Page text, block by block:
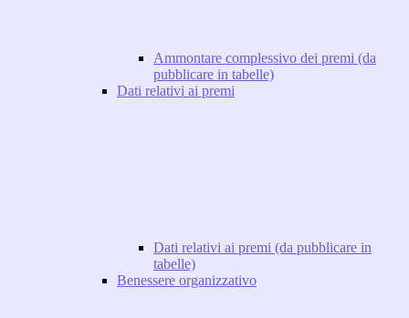
Ammontare complessivo dei premi (da
pubblicare in tabelle)
Dati relativi ai premi
Dati relativi ai premi (da pubblicare in
tabelle)
Benessere organizzativo